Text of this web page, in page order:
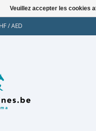
/AED
Veuillez accepter les cookies